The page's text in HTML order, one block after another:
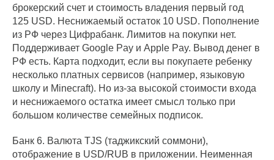
брокерский счет и стоимость владения первый год
125 USD. Неснижаемый остаток 10 USD. Пополнение
из РФ через Цифрабанк. Лимитов на покупки нет.
Поддерживает Google Pay и Apple Pay. Вывод денег в
РФ есть. Карта подходит, если вы покупаете ребенку
несколько платных сервисов (например, языковую
школу и Minecraft). Но из-за высокой стоимости входа
и неснижаемого остатка имеет смысл только при
большом количестве семейных подписок.
Банк 6. Валюта TJS (таджикский соммони),
отображение в USD/RUB в приложении. Неименная